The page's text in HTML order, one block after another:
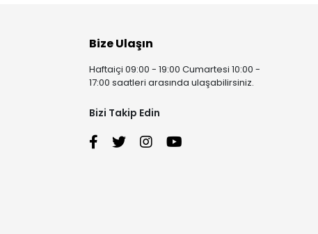
Bize Ulaşın
Haftaiçi 09:00 - 19:00 Cumartesi 10:00 -
17:00 saatleri arasında ulaşabilirsiniz.
Bizi Takip Edin